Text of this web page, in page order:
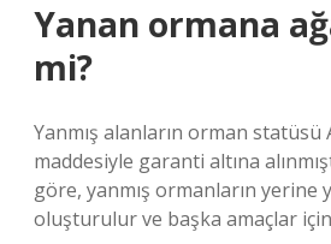
Yanan ormana
mi?
Yanmış alanların orman statüsü
maddesiyle garanti altına
göre, yanmış ormanların yerine
oluşturulur ve başka amaçlar